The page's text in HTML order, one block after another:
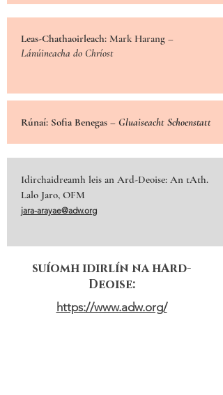
Leas-Chathaoirleach: Mark Harang –
Lánúineacha do Chríost
Rúnaí: Sofia Benegas – Gluaiseacht Schoenstatt
Idirchaidreamh leis an Ard-Deoise: An tAth.
Lalo Jaro, OFM
jara-arayae@adw.org
suíomh idirlín na hArd-
Deoise:
https://www.adw.org/